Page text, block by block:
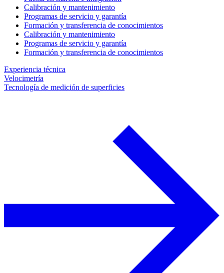
Calibración y mantenimiento
Programas de servicio y garantía
Formación y transferencia de conocimientos
Calibración y mantenimiento
Programas de servicio y garantía
Formación y transferencia de conocimientos
Experiencia técnica
Velocimetría
Tecnología de medición de superficies